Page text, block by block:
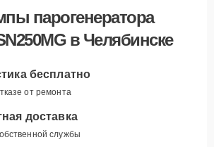
парогенератора
в Челябинске
бесплатно
от ремонта
доставка
службы